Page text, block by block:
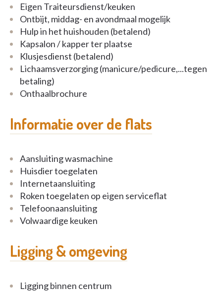
Eigen Traiteursdienst/keuken
Ontbijt, middag- en avondmaal mogelijk
Hulp in het huishouden (betalend)
Kapsalon / kapper ter plaatse
Klusjesdienst (betalend)
Lichaamsverzorging (manicure/pedicure,...tegen
betaling)
Onthaalbrochure
Informatie over de flats
Aansluiting wasmachine
Huisdier toegelaten
Internetaansluiting
Roken toegelaten op eigen serviceflat
Telefoonaansluiting
Volwaardige keuken
Ligging & omgeving
Ligging binnen centrum